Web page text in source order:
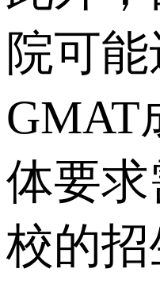
院可
GMAT
体要
校的招